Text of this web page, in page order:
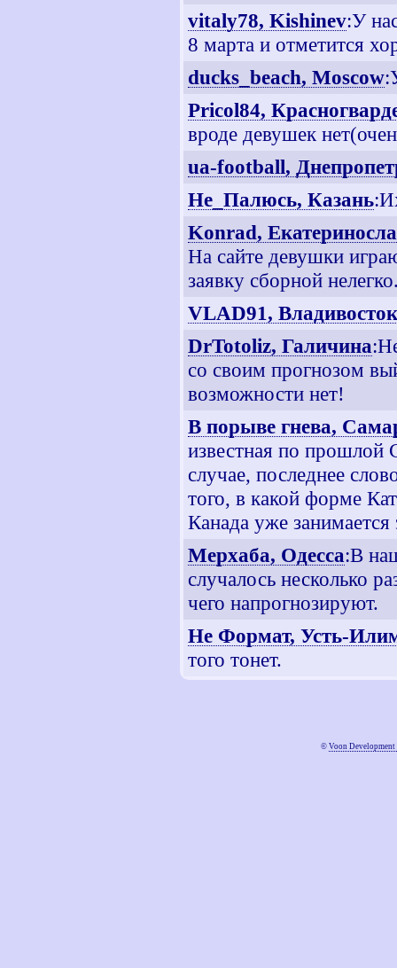
vitaly78, Kishinev:У
8 марта и отметится
ducks_beach, Moscow
Pricol84,
вроде девушек
ua-football,
Не_Палюсь, Казань
Konrad,
На сайте девушки
заявку сборной
VLAD91, Владивосток
DrTotoliz, Галичина
со своим прогнозом
возможности нет!
В порыве гнева,
известная по прошлой
случае, последнее
того, в какой форме
Канада уже
Мерхаба, Одесса:В
случалось несколько
чего напрогнозируют.
Не Формат, Усть-
того тонет.
© Voon Development